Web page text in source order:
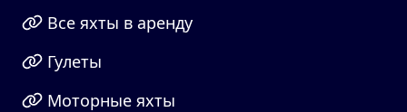
Все яхты в аренду
Гулеты
Моторные яхты